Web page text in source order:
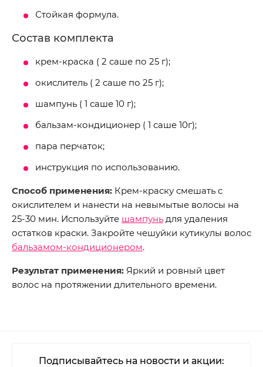
Стойкая формула.
Состав комплекта
крем-краска ( 2 саше по 25 г);
окислитель ( 2 саше по 25 г);
шампунь ( 1 саше 10 г);
бальзам-кондиционер ( 1 саше 10г);
пара перчаток;
инструкция по использованию.
Способ применения: Крем-краску смешать с
окислителем и нанести на невымытые волосы на
25-30 мин. Используйте шампунь для удаления
остатков краски. Закройте чешуйки кутикулы волос
бальзамом-кондиционером.
Результат применения: Яркий и ровный цвет
волос на протяжении длительного времени.
Подписывайтесь на новости и акции: